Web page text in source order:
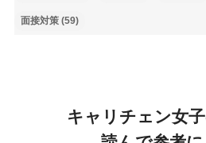
面接対策(59)
キャリチェン女